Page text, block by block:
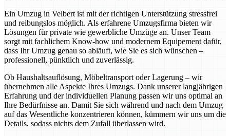
Ein Umzug in Velbert ist mit der richtigen Unterstützung stressfrei
und reibungslos möglich. Als erfahrene Umzugsfirma bieten wir
Lösungen für private wie gewerbliche Umzüge an. Unser Team
sorgt mit fachlichem Know-how und modernem Equipement dafür,
dass Ihr Umzug genau so abläuft, wie Sie es sich wünschen –
professionell, pünktlich und zuverlässig.
Ob Haushaltsauflösung, Möbeltransport oder Lagerung – wir
übernehmen alle Aspekte Ihres Umzugs. Dank unserer langjährigen
Erfahrung und der individuellen Planung passen wir uns optimal an
Ihre Bedürfnisse an. Damit Sie sich während und nach dem Umzug
auf das Wesentliche konzentrieren können, kümmern wir uns um die
Details, sodass nichts dem Zufall überlassen wird.